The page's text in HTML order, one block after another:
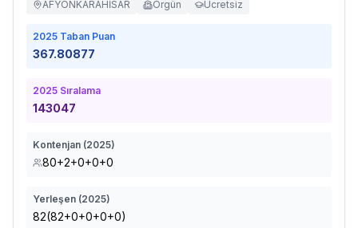
AFYONKARAHİSAR Örgün Ücretsiz
2025 Taban Puan
367.80877
2025 Sıralama
143047
Kontenjan (2025)
80+2+0+0+0
Yerleşen (2025)
82(82+0+0+0+0)